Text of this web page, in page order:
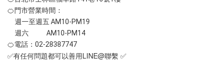
🍊門市營業時間：
週一至週五 AM10-PM19
週六 AM10-PM14
🍊電話：02-28387747
✅有任何問題都可以善用LINE@聯繫 ✅